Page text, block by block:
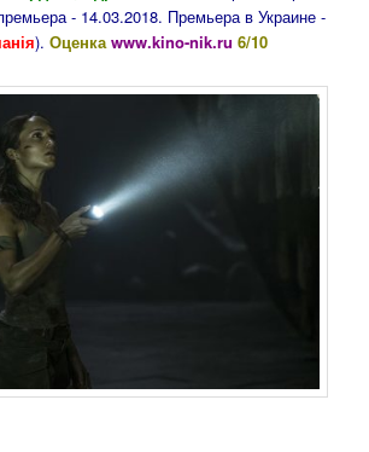
- 14.03.2018. Премьера в Украине -
). Оценкаwww.kino-nik.ru 6/10